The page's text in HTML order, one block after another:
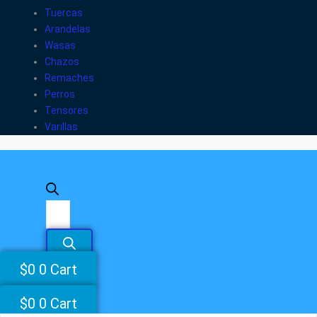
Tuercas
Arandelas
Wasas
Chazos
Remaches
Perros
Tensores
Varillas
$0 0 Cart
$0 0 Cart